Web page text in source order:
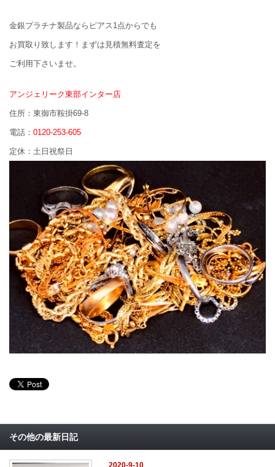
金銀プラチナ製品ならピアス1点からでも
お買取り致します！まずは見積無料査定を
ご利用下さいませ。
アンジェリーク東部インター店
住所：東御市鞍掛69-8
電話： 0120-253-605
定休：土日祝祭日
その他の最新日記
2020-9-10